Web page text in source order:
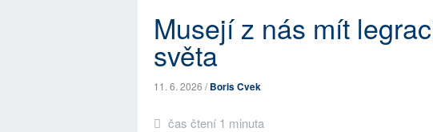
Musejí z nás mít
světa
11. 6. 2026 /Boris Cvek
čas čtení 1 minuta